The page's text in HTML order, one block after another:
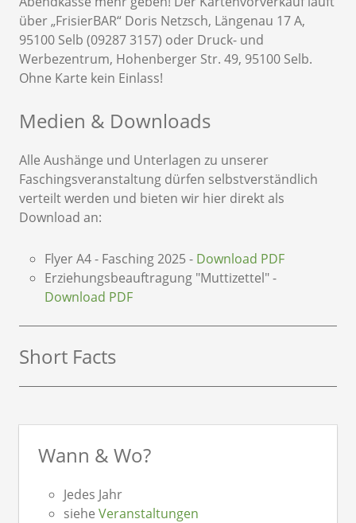
über „FrisierBAR“ Doris Netzsch, Längenau 17 A,
95100 Selb (09287 3157) oder Druck- und
Werbezentrum, Hohenberger Str. 49, 95100 Selb.
Ohne Karte kein Einlass!
Medien & Downloads
Alle Aushänge und Unterlagen zu unserer
Faschingsveranstaltung dürfen selbstverständlich
verteilt werden und bieten wir hier direkt als
Download an:
Flyer A4 - Fasching 2025 - Download PDF
Erziehungsbeauftragung "Muttizettel" -
Download PDF
Short Facts
Wann & Wo?
Jedes Jahr
siehe Veranstaltungen